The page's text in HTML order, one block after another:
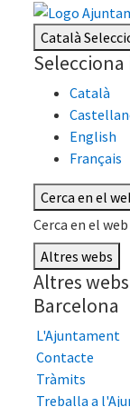
Català
Selecciona
Català
English
Français
Cerca en el
Cerca en el web
Altres webs
Altres
Barcelona
L'Ajuntament
Contacte
Tràmits
Treballa a